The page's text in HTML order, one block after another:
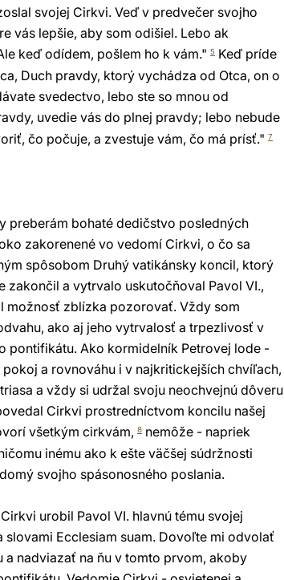
svojej Cirkvi. Veď v predvečer svojho
vás lepšie, aby som odišiel. Lebo ak
keď odídem, pošlem ho k vám." 5 Keď príde
Duch pravdy, ktorý vychádza od Otca, on o
svedectvo, lebo ste so mnou od
uvedie vás do plnej pravdy; lebo nebude
čo počuje, a zvestuje vám, čo má prísť." 7
preberám bohaté dedičstvo posledných
zakorenené vo vedomí Cirkvi, o čo sa
spôsobom Druhý vatikánsky koncil, ktorý
zakončil a vytrvalo uskutočňoval Pavol VI.,
možnosť zblízka pozorovať. Vždy som
ako aj jeho vytrvalosť a trpezlivosť v
pontifikátu. Ako kormidelník Petrovej lode -
a rovnováhu i v najkritickejších chvíľach,
a vždy si udržal svoju neochvejnú dôveru
Cirkvi prostredníctvom koncilu našej
všetkým cirkvám, 8 nemôže - napriek
inému ako k ešte väčšej súdržnosti
svojho spásonosného poslania.
urobil Pavol VI. hlavnú tému svojej
slovami Ecclesiam suam. Dovoľte mi odvolať
nadviazať na ňu v tomto prvom, akoby